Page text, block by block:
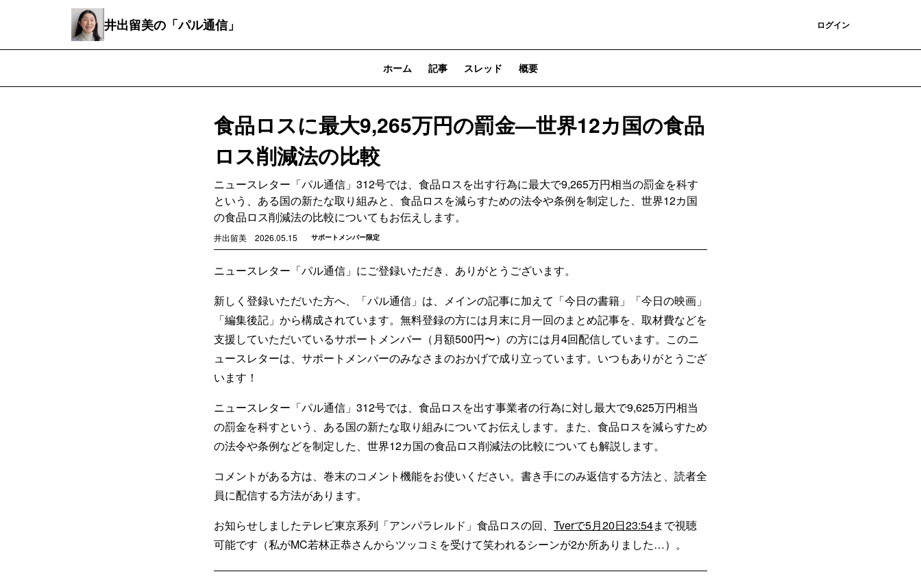
井出留美の「パル通信」 ログイン
ホーム 記事 スレッド 概要
食品ロスに最大9,265万円の罰金—世界12カ国の食品
ロス削減法の比較
ニュースレター「パル通信」312号では、食品ロスを出す行為に最大で9,265万円相当の罰金を科す
という、ある国の新たな取り組みと、食品ロスを減らすための法令や条例を制定した、世界12カ国
の食品ロス削減法の比較についてもお伝えします。
井出留美 2026.05.15 サポートメンバー限定
ニュースレター「パル通信」にご登録いただき、ありがとうございます。
新しく登録いただいた方へ、「パル通信」は、メインの記事に加えて「今日の書籍」「今日の映画」
「編集後記」から構成されています。無料登録の方には月末に月一回のまとめ記事を、取材費などを
支援していただいているサポートメンバー（月額500円〜）の方には月4回配信しています。このニ
ュースレターは、サポートメンバーのみなさまのおかげで成り立っています。いつもありがとうござ
います！
ニュースレター「パル通信」312号では、食品ロスを出す事業者の行為に対し最大で9,625万円相当
の罰金を科すという、ある国の新たな取り組みについてお伝えします。また、食品ロスを減らすため
の法令や条例などを制定した、世界12カ国の食品ロス削減法の比較についても解説します。
コメントがある方は、巻末のコメント機能をお使いください。書き手にのみ返信する方法と、読者全
員に配信する方法があります。
お知らせしましたテレビ東京系列「アンパラレルド」食品ロスの回、 Tverで5月20日23:54まで視聴
可能です（私がMC若林正恭さんからツッコミを受けて笑われるシーンが2か所ありました…）。